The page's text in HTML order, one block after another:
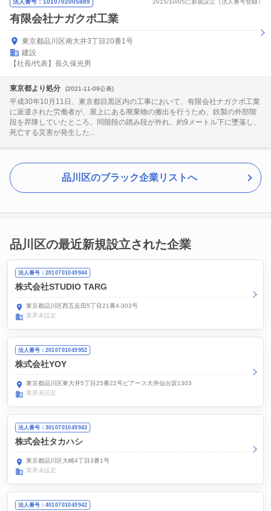
法人番号：1010702005889 2015/10/05に新規設立（法人番号登録）
有限会社ナガクボ工業
東京都品川区南大井3丁目20番1号
建設
【社長/代表】長久保光男
東京都より処分 (2021-11-09公表)
平成30年10月11日、東京都目黒区内の工事において、有限会社ナガクボ工業
に派遣された労働者が、屋上にある廃棄物の搬出を行うため、鉄製の外部階
段を昇降していたところ、同階段の踏み段が外れ、約9メートル下に墜落し、
死亡する災害が発生した...
品川区のブラック企業リストへ
品川区の最近新規設立された企業
法人番号：2010701049944
株式会社STUDIO TARG
東京都品川区西五反田5丁目21番4-303号
業界未設定
法人番号：2010701049952
株式会社YOY
東京都品川区東大井5丁目25番22号ピアース大井仙台坂1303
業界未設定
法人番号：3010701049943
株式会社タカハシ
東京都品川区大崎4丁目3番1号
業界未設定
法人番号：4010701049942